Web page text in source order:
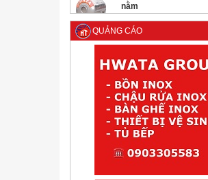
Bồn inox Hwata 1000 lít
3.280.000 đ
đứng
3.080.000 đ
Bồn inox Hwata 1500 lít
nằm
4.800.000 đ
Bồn inox Hwata 1500 lít
4.430.000 đ
QUẢNG CÁO